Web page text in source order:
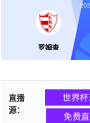
罗姆查
直播
源：
世界
免费